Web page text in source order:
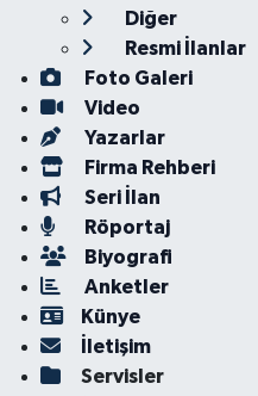
Diğer
Resmi İlanlar
Foto Galeri
Video
Yazarlar
Firma Rehberi
Seri İlan
Röportaj
Biyografi
Anketler
Künye
İletişim
Servisler